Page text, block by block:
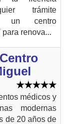
trámite
un centro
renova...
Centro
médicos y
modernas
de 20 años de